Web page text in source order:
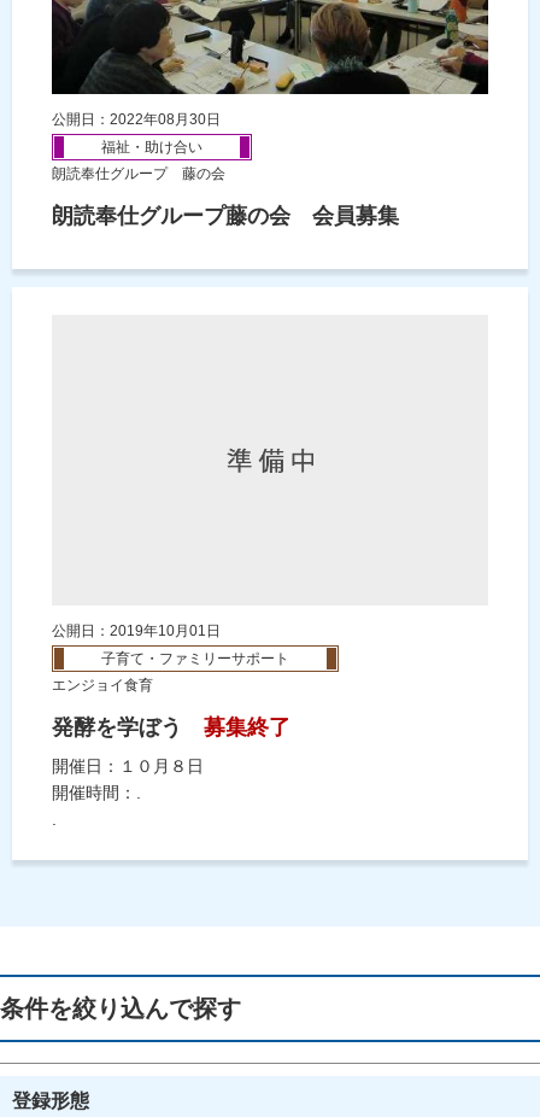
公開日：2022年08月30日
福祉・助け合い
朗読奉仕グループ 藤の会
朗読奉仕グループ藤の会 会員募集
公開日：2019年10月01日
子育て・ファミリーサポート
エンジョイ食育
発酵を学ぼう 募集終了
開催日：１０月８日
開催時間：.
.
条件を絞り込んで探す
登録形態